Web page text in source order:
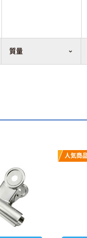
質量
人気商